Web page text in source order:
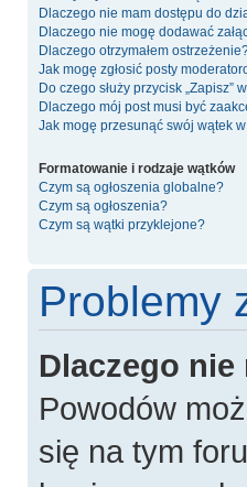
Dlaczego nie mam dostępu do
Dlaczego nie mogę dodawać
Dlaczego otrzymałem
Jak mogę zgłosić posty
Do czego służy przycisk „Zapisz”
Dlaczego mój post musi być
Jak mogę przesunąć swój wątek
Formatowanie i rodzaje wątków
Czym są ogłoszenia globalne?
Czym są ogłoszenia?
Czym są wątki przyklejone?
Problemy
Dlaczego
Powodów
się na tym